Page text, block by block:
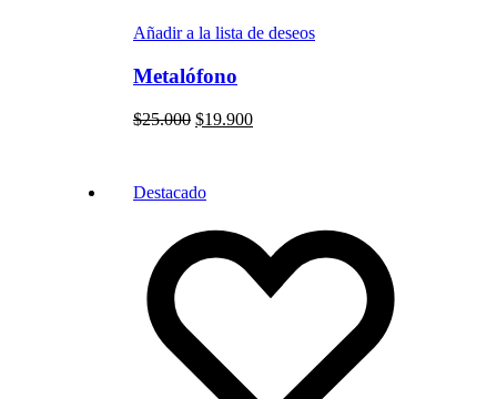
Añadir a la lista de deseos
Metalófono
$25.000 $19.900
Destacado